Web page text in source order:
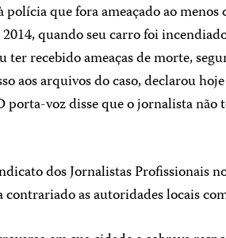
que fora ameaçado ao menos
quando seu carro foi
ter recebido ameaças de morte,
aos arquivos do caso, declarou
porta-voz disse que o jornalista
dos Jornalistas Profissionais
as autoridades locais